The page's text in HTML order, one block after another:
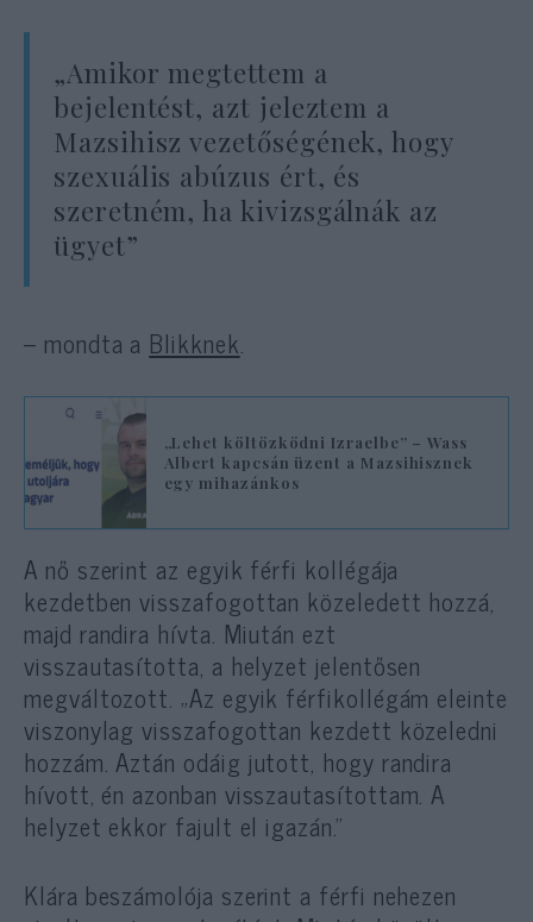
„Amikor megtettem a
bejelentést, azt jeleztem a
Mazsihisz vezetőségének, hogy
szexuális abúzus ért, és
szeretném, ha kivizsgálnák az
ügyet”
– mondta a Blikknek.
„Lehet költözködni Izraelbe” – Wass
Albert kapcsán üzent a Mazsihisznek
egy mihazánkos
A nő szerint az egyik férfi kollégája
kezdetben visszafogottan közeledett hozzá,
majd randira hívta. Miután ezt
visszautasította, a helyzet jelentősen
megváltozott. „Az egyik férfikollégám eleinte
viszonylag visszafogottan kezdett közeledni
hozzám. Aztán odáig jutott, hogy randira
hívott, én azonban visszautasítottam. A
helyzet ekkor fajult el igazán.”
Klára beszámolója szerint a férfi nehezen